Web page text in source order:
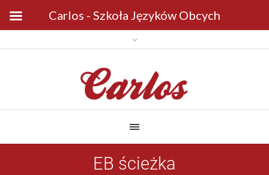
EB ścieżka
Carlos - Szkoła Języków Obcych